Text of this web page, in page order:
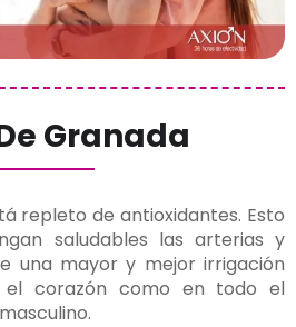
Granada
repleto de antioxidantes. Esto
saludables las arterias y
una mayor y mejor irrigación
el corazón como en todo el